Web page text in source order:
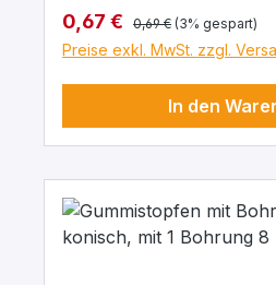
Verkaufspreis:
0,67 € Regulärer Preis:
0,69 € (3% gespart)
Preise exkl. MwSt. zzgl.
In den